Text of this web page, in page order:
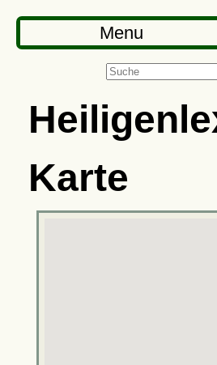
Menu
Karte